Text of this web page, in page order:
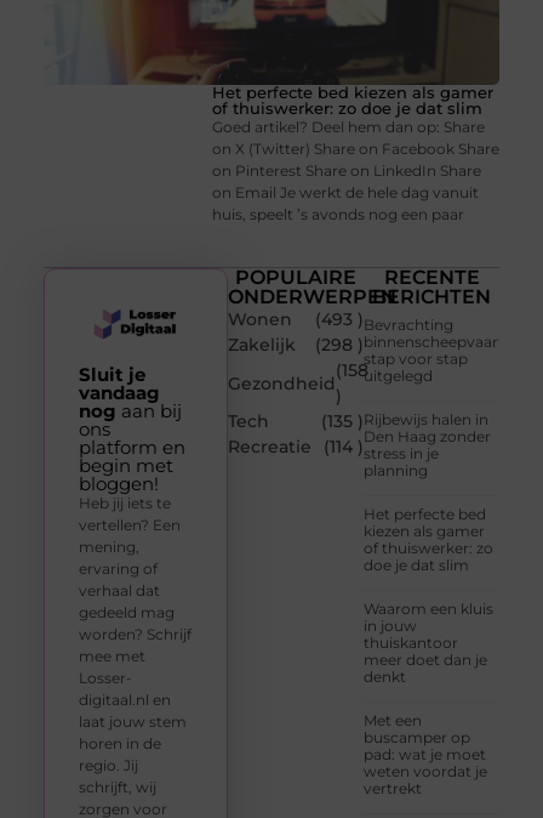
Het perfecte bed kiezen als gamer
of thuiswerker: zo doe je dat slim
Goed artikel? Deel hem dan op: Share
on X (Twitter) Share on Facebook Share
on Pinterest Share on LinkedIn Share
on Email Je werkt de hele dag vanuit
huis, speelt ’s avonds nog een paar
POPULAIRE
ONDERWERPEN
Wonen
(493 )
Zakelijk
(298 )
Gezondheid
(158
)
Tech
(135 )
Recreatie
(114 )
RECENTE
BERICHTEN
Bevrachting
binnenscheepvaart
stap voor stap
uitgelegd
Rijbewijs halen in
Den Haag zonder
stress in je
planning
Het perfecte bed
kiezen als gamer
of thuiswerker: zo
doe je dat slim
Waarom een kluis
in jouw
thuiskantoor
meer doet dan je
denkt
Met een
buscamper op
pad: wat je moet
weten voordat je
vertrekt
Sluit je
vandaag
nog aan bij
ons
platform en
begin met
bloggen!
Heb jij iets te
vertellen? Een
mening,
ervaring of
verhaal dat
gedeeld mag
worden? Schrijf
mee met
Losser-
digitaal.nl en
laat jouw stem
horen in de
regio. Jij
schrijft, wij
zorgen voor